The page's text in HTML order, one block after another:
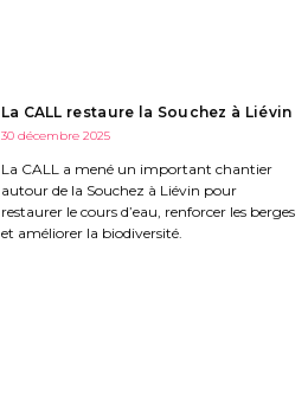
La CALL restaure la Souchez à Liévin
30 décembre 2025
La CALL a mené un important chantier
autour de la Souchez à Liévin pour
restaurer le cours d’eau, renforcer les berges
et améliorer la biodiversité.